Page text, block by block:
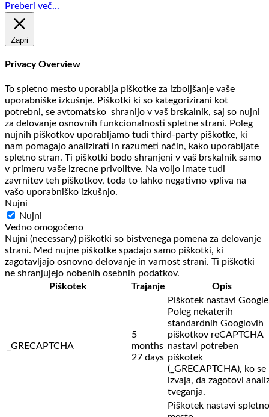
Preberi več...
Zapri
Privacy Overview
To spletno mesto uporablja piškotke za izboljšanje vaše
uporabniške izkušnje. Piškotki ki so kategorizirani kot
potrebni, se avtomatsko shranijo v vaš brskalnik, saj so nujni
za delovanje osnovnih funkcionalnosti spletne strani. Poleg
nujnih piškotkov uporabljamo tudi third-party piškotke, ki
nam pomagajo analizirati in razumeti način, kako uporabljate
spletno stran. Ti piškotki bodo shranjeni v vaš brskalnik samo
v primeru vaše izrecne privolitve. Na voljo imate tudi
zavrnitev teh piškotkov, toda to lahko negativno vpliva na
vašo uporabniško izkušnjo.
Nujni
Nujni
Vedno omogočeno
Nujni (necessary) piškotki so bistvenega pomena za delovanje
strani. Med nujne piškotke spadajo samo piškotki, ki
zagotavljajo osnovno delovanje in varnost strani. Ti piškotki
ne shranjujejo nobenih osebnih podatkov.
Piškotek
Trajanje Opis
_GRECAPTCHA
5
months
27 days
Piškotek nastavi
Poleg nekaterih
standardnih Googlovih
piškotkov reCAPTCHA
nastavi potreben
piškotek
(_GRECAPTCHA), ko se
izvaja, da zagotovi
tveganja.
Piškotek nastavi spletno